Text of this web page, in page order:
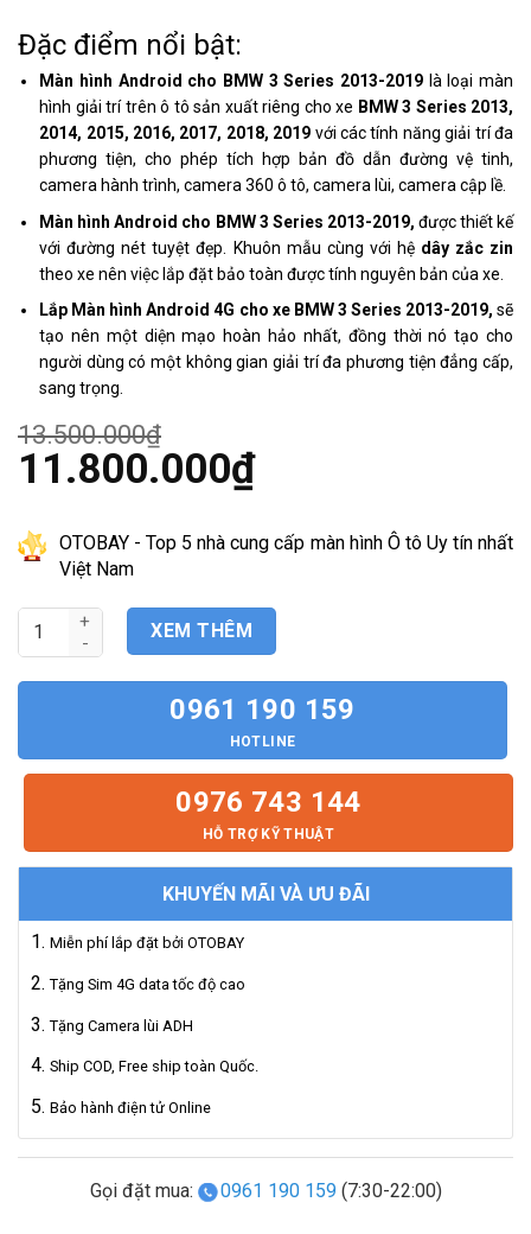
Đặc điểm nổi bật:
Màn hình Android cho BMW 3 Series 2013-2019là loại màn
hình giải trí trên ô tô sản xuất riêng cho xe BMW 3 Series 2013,
2014, 2015, 2016, 2017, 2018, 2019 với các tính năng giải trí đa
phương tiện, cho phép tích hợp bản đồ dẫn đường vệ tinh,
camera hành trình, camera 360 ô tô, camera lùi, camera cập lề.
Màn hình Android cho BMW 3 Series 2013-2019, được thiết kế
với đường nét tuyệt đẹp. Khuôn mẫu cùng với hệ dây zắc zin
theo xe nên việc lắp đặt bảo toàn được tính nguyên bản của xe.
Lắp Màn hình Android 4G cho xe BMW 3 Series 2013-2019, sẽ
tạo nên một diện mạo hoàn hảo nhất, đồng thời nó tạo cho
người dùng có một không gian giải trí đa phương tiện đẳng cấp,
sang trọng.
13.500.000₫
Giá
11.800.000₫
tại
là:
11.800.000₫.
OTOBAY - Top 5 nhà cung cấp màn hình Ô tô Uy tín nhất
Việt Nam
Màn hình Android và camera 360 BMW 3 Series 2013-2019(
XEM THÊM
0961 190 159
HOTLINE
0976 743 144
HỖ TRỢ KỸ THUẬT
KHUYẾN MÃI VÀ ƯU ĐÃI
Miễn phí lắp đặt bởi OTOBAY
Tặng Sim 4G data tốc độ cao
Tặng Camera lùi ADH
Ship COD, Free ship toàn Quốc.
Bảo hành điện tử Online
Gọi đặt mua: 0961 190 159 (7:30-22:00)